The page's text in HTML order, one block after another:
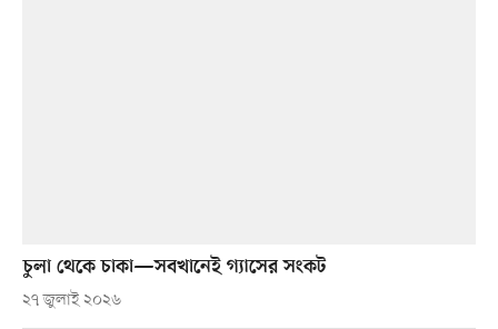
চুলা থেকে চাকা—সবখানেই গ্যাসের সংকট
২৭ জুলাই ২০২৬